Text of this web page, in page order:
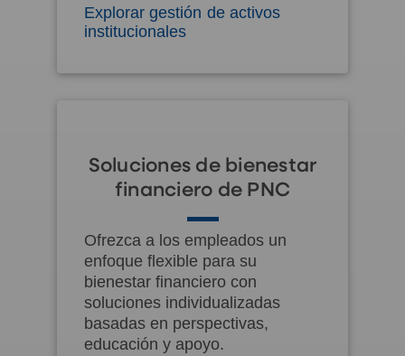
Explorar gestión de activos
institucionales
Soluciones de bienestar
financiero de PNC
Ofrezca a los empleados un
enfoque flexible para su
bienestar financiero con
soluciones individualizadas
basadas en perspectivas,
educación y apoyo.